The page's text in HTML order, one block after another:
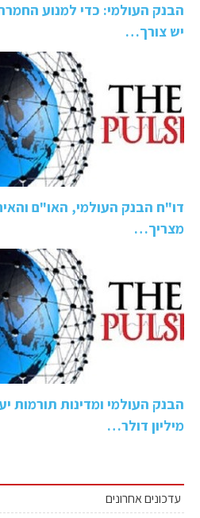
הבנק העולמי: כדי למנוע
יש צורך…
דו"ח הבנק העולמי, האו"ם
מצריך…
מיליון דולר…
עדכונים אחרונים